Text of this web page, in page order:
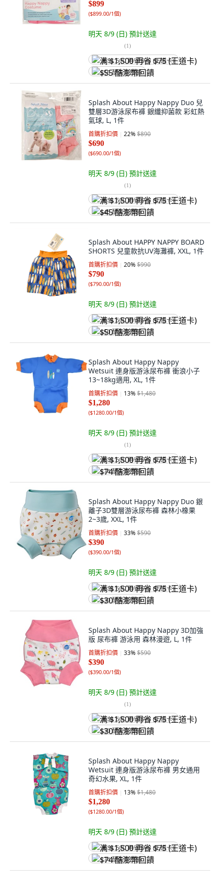
$899
($899.00/1個)
明天 8/9 (日) 預計送達
(1)
满 $1,500 再省 $75 (王道卡)
$55 酷澎幣回饋
Splash About Happy Nappy Duo 兒
雙層3D游泳尿布褲 銀纖抑菌款 彩虹熱
氣球, L, 1件
首購折扣價 22%$890
$690
($690.00/1個)
明天 8/9 (日) 預計送達
(1)
满 $1,500 再省 $75 (王道卡)
$45 酷澎幣回饋
Splash About HAPPY NAPPY BOARD
SHORTS 兒童款抗UV海灘褲, XXL, 1件
首購折扣價 20%$990
$790
($790.00/1個)
明天 8/9 (日) 預計送達
满 $1,500 再省 $75 (王道卡)
$50 酷澎幣回饋
Splash About Happy Nappy
Wetsuit 連身版游泳尿布褲 衝浪小子
13~18kg適用, XL, 1件
首購折扣價 13%$1,480
$1,280
($1280.00/1個)
明天 8/9 (日) 預計送達
(1)
满 $1,500 再省 $75 (王道卡)
$74 酷澎幣回饋
Splash About Happy Nappy Duo 銀
離子3D雙層游泳尿布褲 森林小橡果
2~3歲, XXL, 1件
首購折扣價 33%$590
$390
($390.00/1個)
明天 8/9 (日) 預計送達
满 $1,500 再省 $75 (王道卡)
$30 酷澎幣回饋
Splash About Happy Nappy 3D加強
版 尿布褲 游泳用 森林漫遊, L, 1件
首購折扣價 33%$590
$390
($390.00/1個)
明天 8/9 (日) 預計送達
(1)
满 $1,500 再省 $75 (王道卡)
$30 酷澎幣回饋
Splash About Happy Nappy
Wetsuit 連身版游泳尿布褲 男女通用
奇幻水果, XL, 1件
首購折扣價 13%$1,480
$1,280
($1280.00/1個)
明天 8/9 (日) 預計送達
满 $1,500 再省 $75 (王道卡)
$74 酷澎幣回饋